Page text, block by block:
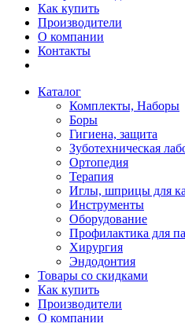
Как купить
Производители
О компании
Контакты
Каталог
Комплекты, Наборы
Боры
Гигиена, защита
Зуботехническая
Ортопедия
Терапия
Иглы, шприцы для
Инструменты
Оборудование
Профилактика для
Хирургия
Эндодонтия
Товары со скидками
Как купить
Производители
О компании